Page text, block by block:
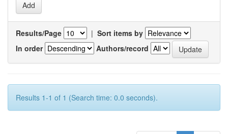
Results/Page | Sort items by
In order
Authors/record
Results 1-1 of 1 (Search time: 0.0 seconds).